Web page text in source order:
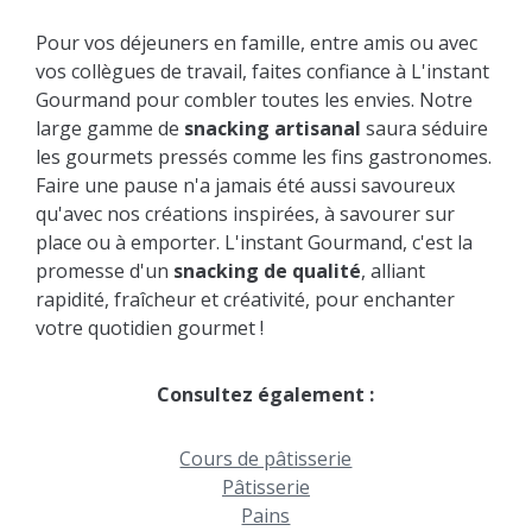
Pour vos déjeuners en famille, entre amis ou avec
vos collègues de travail, faites confiance à L'instant
Gourmand pour combler toutes les envies. Notre
large gamme de snacking artisanal saura séduire
les gourmets pressés comme les fins gastronomes.
Faire une pause n'a jamais été aussi savoureux
qu'avec nos créations inspirées, à savourer sur
place ou à emporter. L'instant Gourmand, c'est la
promesse d'un snacking de qualité, alliant
rapidité, fraîcheur et créativité, pour enchanter
votre quotidien gourmet !
Consultez également :
Cours de pâtisserie
Pâtisserie
Pains